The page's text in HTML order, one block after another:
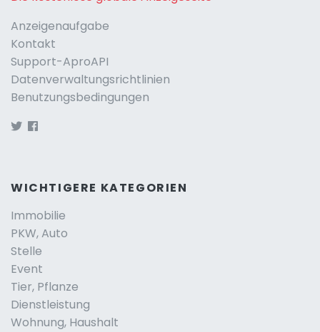
Anzeigenaufgabe
Kontakt
Support-AproAPI
Datenverwaltungsrichtlinien
Benutzungsbedingungen
WICHTIGERE KATEGORIEN
Immobilie
PKW, Auto
Stelle
Event
Tier, Pflanze
Dienstleistung
Wohnung, Haushalt